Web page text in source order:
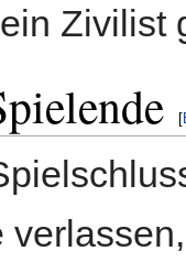
Zivilist
[